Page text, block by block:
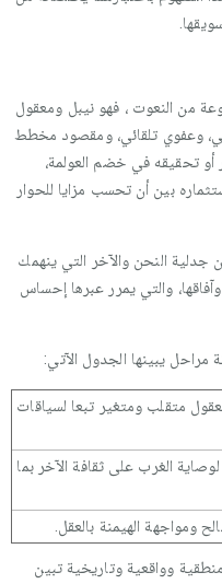
من النعوت ، فهو نيبل ومعقول
وعفوي تلقائي، ومقصود مخطط
تحقيقه في خضم العولمة،
بين أن تحسب مزايا للحوار
النحن والآخر التي ينهمك
والتي يمرر عبرها إحساس
متقلب ومتغير تبعا لسياقات
الغرب على ثقافة الآخر بما
ومواجهة الهيمنة بالعقل.
وواقعية وتاريخية تبين